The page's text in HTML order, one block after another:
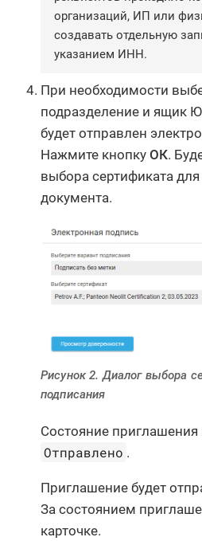
организаций, ИП или
создавать отдельную
указанием ИНН.
При необходимости
подразделение и ящик
будет отправлен
Нажмите кнопку ОК.
выбора сертификата
документа.
Рисунок 2. Диалог выбора
подписания
Состояние приглашения
Отправлено .
Приглашение будет
За состоянием
карточке.